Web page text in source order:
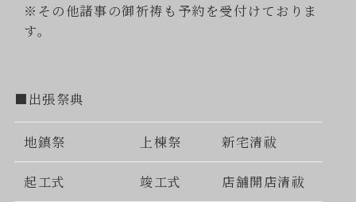
※その他諸事の御祈祷も予約を受付けておりま
す。
■出張祭典
地鎮祭 上棟祭 新宅清祓
起工式 竣工式 店舗開店清祓